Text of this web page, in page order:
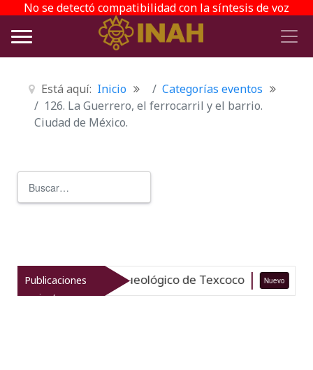
No se detectó compatibilidad con la síntesis de voz
Está aquí: Inicio
Categorías eventos
126. La Guerrero, el ferrocarril y el barrio.
Ciudad de México.
Publicaciones
recientes
el patrimonio arqueológico de Texcoco Nuevo